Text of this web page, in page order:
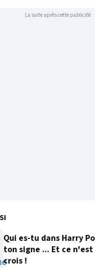
La suite après cette publicité
Qui es-tu dans Harry
ton signe ... Et ce
crois !